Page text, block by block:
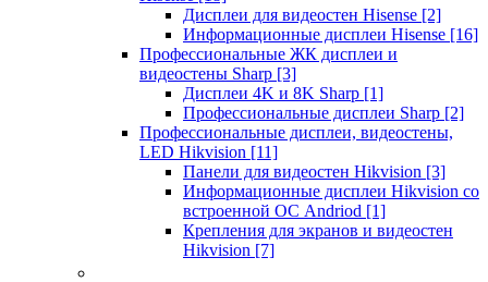
Дисплеи для видеостен Hisense [2]
Информационные дисплеи Hisense [16]
Профессиональные ЖК дисплеи и
видеостены Sharp [3]
Дисплеи 4K и 8K Sharp [1]
Профессиональные дисплеи Sharp [2]
Профессиональные дисплеи, видеостены,
LED Hikvision [11]
Панели для видеостен Hikvision [3]
Информационные дисплеи Hikvision со
встроенной ОС Andriod [1]
Крепления для экранов и видеостен
Hikvision [7]